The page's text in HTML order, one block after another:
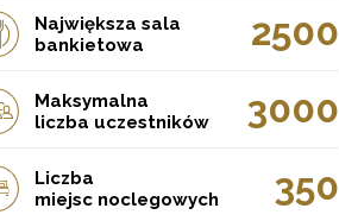
Największa sala
bankietowa
2500
Maksymalna
liczba uczestników
3000
Liczba
miejsc noclegowych
350